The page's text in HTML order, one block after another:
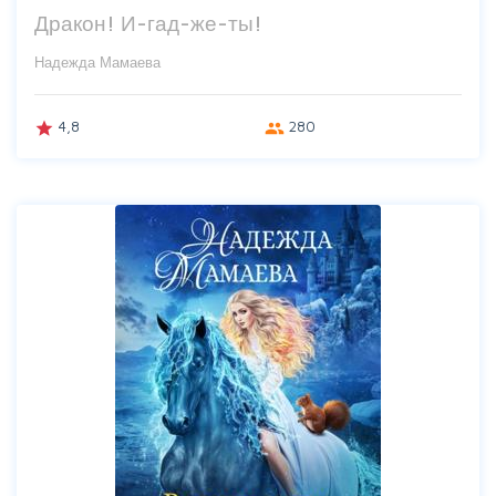
Дракон! И-гад-же-ты!
Надежда Мамаева
grade 4,8 group 280